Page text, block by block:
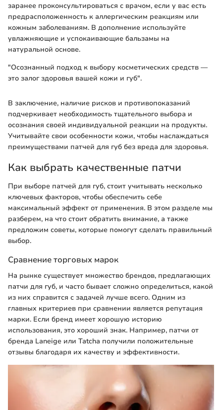
заранее проконсультироваться с врачом, если у вас есть
предрасположенность к аллергическим реакциям или
кожным заболеваниям. В дополнение используйте
увлажняющие и успокаивающие бальзамы на
натуральной основе.
"Осознанный подход к выбору косметических средств —
это залог здоровья вашей кожи и губ".
В заключение, наличие рисков и противопоказаний
подчеркивает необходимость тщательного выбора и
осознания своей индивидуальной реакции на продукты.
Учитывайте свои особенности кожи, чтобы наслаждаться
преимуществами патчей для губ без вреда для здоровья.
Как выбрать качественные патчи
При выборе патчей для губ, стоит учитывать несколько
ключевых факторов, чтобы обеспечить себе
максимальный эффект от применения. В этом разделе мы
разберем, на что стоит обратить внимание, а также
предложим советы, которые помогут сделать правильный
выбор.
Сравнение торговых марок
На рынке существует множество брендов, предлагающих
патчи для губ, и часто бывает сложно определиться, какой
из них справится с задачей лучше всего. Одним из
главных критериев при сравнении является репутация
марки. Если бренд имеет хорошую историю
использования, это хороший знак. Например, патчи от
бренда Laneige или Tatcha получили положительные
отзывы благодаря их качеству и эффективности.